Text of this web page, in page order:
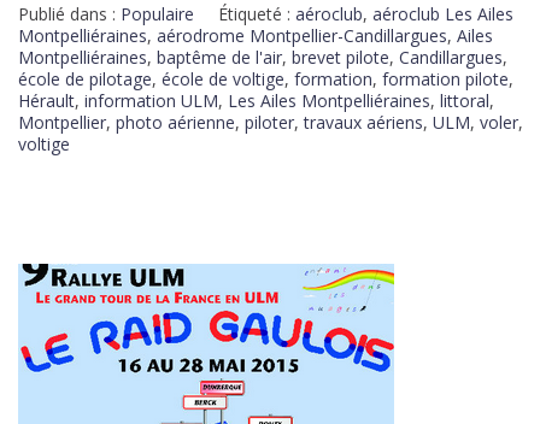
Publié dans : Populaire Étiqueté : aéroclub, aéroclub Les Ailes
Montpelliéraines, aérodrome Montpellier-Candillargues, Ailes
Montpelliéraines, baptême de l'air, brevet pilote, Candillargues,
école de pilotage, école de voltige, formation, formation pilote,
Hérault, information ULM, Les Ailes Montpelliéraines, littoral,
Montpellier, photo aérienne, piloter,travaux aériens, ULM, voler,
voltige